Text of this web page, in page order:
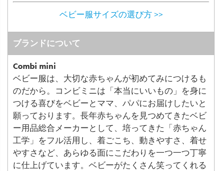
ベビー服サイズの選び方 >>
ブランドについて
Combi mini
ベビー服は、大切な赤ちゃんが初めてみにつけるも
のだから。コンビミニは「本当にいいもの」を身に
つける喜びをベビーとママ、パパにお届けしたいと
願っております。長年赤ちゃんを見つめてきたベビ
ー用品総合メーカーとして、培ってきた「赤ちゃん
工学」をフル活用し、着ごこち、動きやすさ、着せ
やすさなど、あらゆる面にこだわりを一つ一つ丁寧
に仕上げています。ベビーがたくさん笑ってくれる